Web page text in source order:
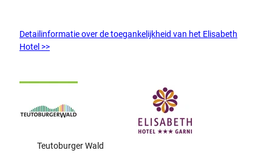
Detailinformatie over de toegankelijkheid van het Elisabeth
Hotel >>
Teutoburger Wald